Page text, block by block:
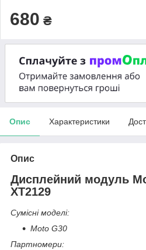
680 ₴
Опис Характеристики
Опис
Дисплейний модуль
XT2129
Сумісні моделі:
Moto G30
Партномери: